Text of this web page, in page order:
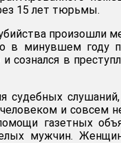
15 лет тюрьмы.
произошли
в минувшем году
в
судебных
и совсем
газетных
мужчин.